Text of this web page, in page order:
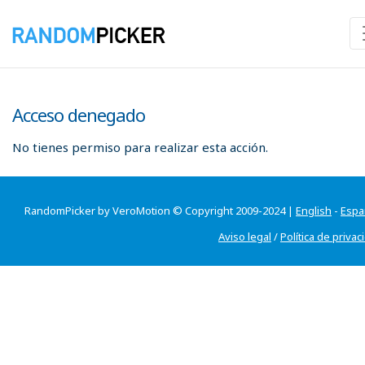
Acceso denegado
No tienes permiso para realizar esta acción.
RandomPicker by VeroMotion © Copyright 2009-2024 | English -
Aviso legal /Política de